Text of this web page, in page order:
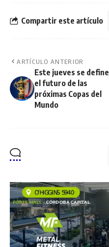
Compartir este artículo
ARTÍCULO ANTERIOR
Este jueves se define
el futuro de las
próximas Copas del
Mundo